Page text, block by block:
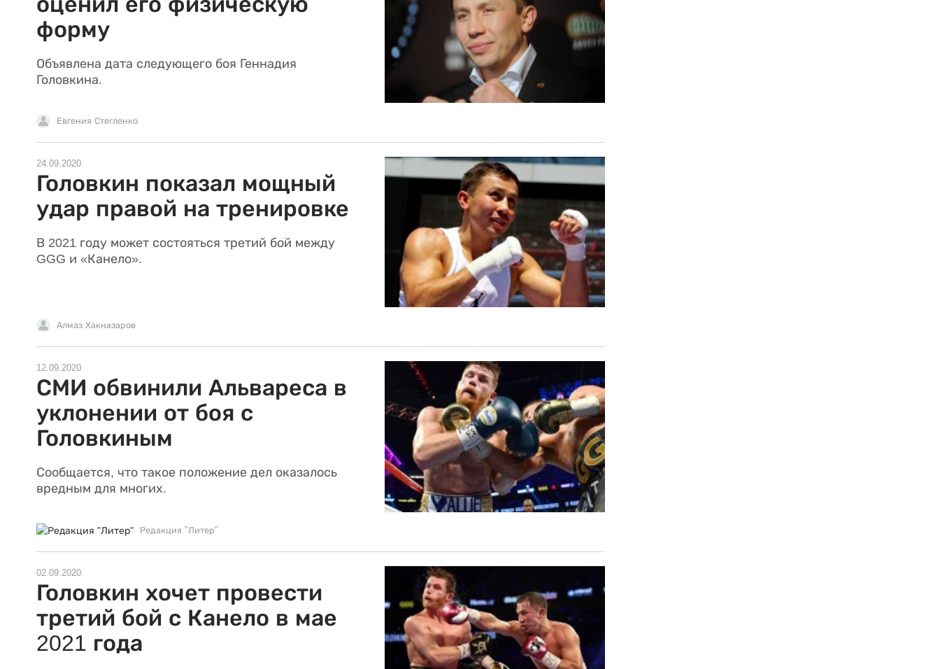
форму
Объявлена дата следующего боя Геннадия
Головкина.
Евгения Стегленко
24.09.2020
Головкин показал мощный
удар правой на тренировке
В 2021 году может состояться третий бой между
GGG и «Канело».
Алмаз Хакназаров
12.09.2020
СМИ обвинили Альвареса в
уклонении от боя с
Головкиным
Сообщается, что такое положение дел оказалось
вредным для многих.
Редакция "Литер"
02.09.2020
Головкин хочет провести
третий бой с Канело в мае
2021 года